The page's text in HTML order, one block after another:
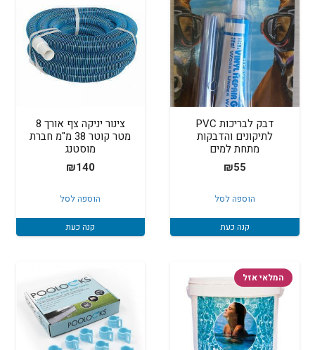
דבק לבריכות PVC
לתיקונים והדבקות
מתחת למים
₪55
הוספה לסל
קנה כעת
צינור יניקה צף אורך 8
מטר קוטר 38 מ"מ חברת
מוסטנג
₪140
הוספה לסל
קנה כעת
המלאי אזל